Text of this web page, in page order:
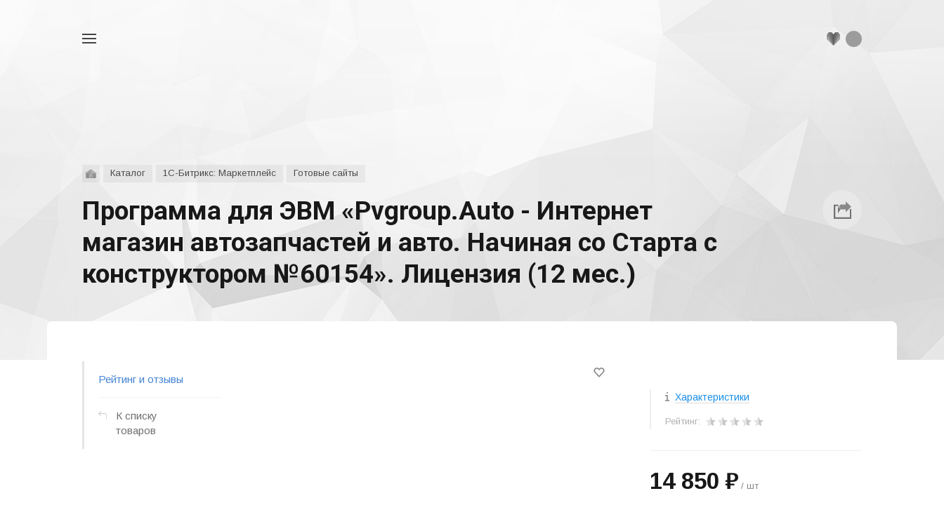
Каталог 1С-Битрикс: Маркетплейс Готовые сайты
Программа для ЭВМ «Pvgroup.Auto - Интернет
магазин автозапчастей и авто. Начиная со Старта с
конструктором №60154». Лицензия (12 мес.)
Рейтинг и отзывы
К списку
товаров
Характеристики
Рейтинг:
14 850 ₽ / шт